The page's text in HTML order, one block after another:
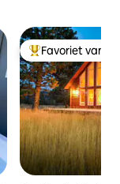
Topfavoriet van
Favoriet van